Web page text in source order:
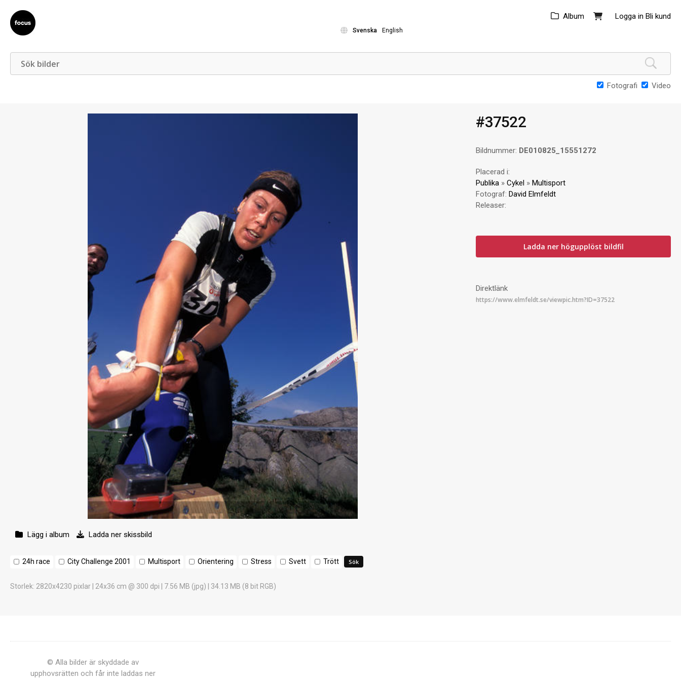
Logga in Bli kund
Album
Svenska English
Fotografi Video
Lägg i album Ladda ner skissbild
24h race City Challenge 2001 Multisport Orientering Stress Svett Trött
Storlek: 2820x4230 pixlar | 24x36 cm @ 300 dpi | 7.56 MB (jpg) | 34.13 MB (8 bit RGB)
#37522
Bildnummer: DE010825_15551272
Placerad i:
Publika »Cykel »Multisport
Fotograf:David Elmfeldt
Releaser:
Ladda ner högupplöst bildfil
Direktlänk
© Alla bilder är skyddade av
upphovsrätten och får inte laddas ner